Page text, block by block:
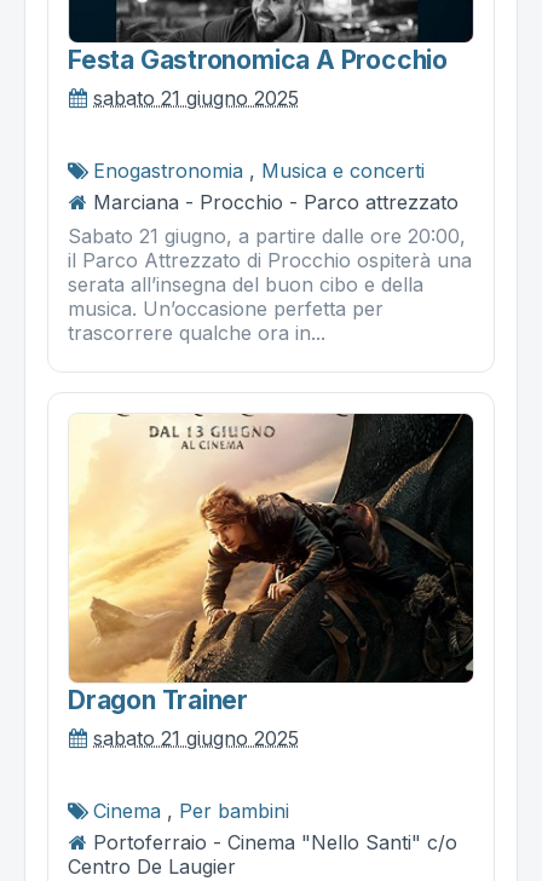
Festa Gastronomica A Procchio
sabato 21 giugno 2025
Enogastronomia , Musica e concerti
Marciana - Procchio - Parco attrezzato
Sabato 21 giugno, a partire dalle ore 20:00,
il Parco Attrezzato di Procchio ospiterà una
serata all’insegna del buon cibo e della
musica. Un’occasione perfetta per
trascorrere qualche ora in...
Dragon Trainer
sabato 21 giugno 2025
Cinema , Per bambini
Portoferraio - Cinema "Nello Santi" c/o
Centro De Laugier